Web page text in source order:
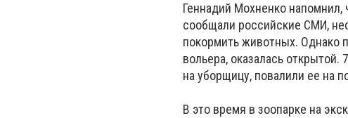
Геннадий Мохненко напомнил,
сообщали российские СМИ,
покормить животных. Однако
вольера, оказалась
на уборщицу, повалили ее на
В это время в зоопарке на